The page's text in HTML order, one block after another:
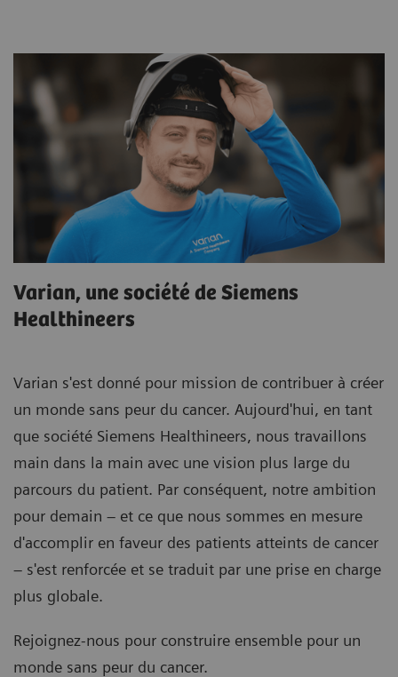
Varian, une société de Siemens
Healthineers
Varian s'est donné pour mission de contribuer à créer
un monde sans peur du cancer. Aujourd'hui, en tant
que société Siemens Healthineers, nous travaillons
main dans la main avec une vision plus large du
parcours du patient. Par conséquent, notre ambition
pour demain – et ce que nous sommes en mesure
d'accomplir en faveur des patients atteints de cancer
– s'est renforcée et se traduit par une prise en charge
plus globale.
Rejoignez-nous pour construire ensemble pour un
monde sans peur du cancer.